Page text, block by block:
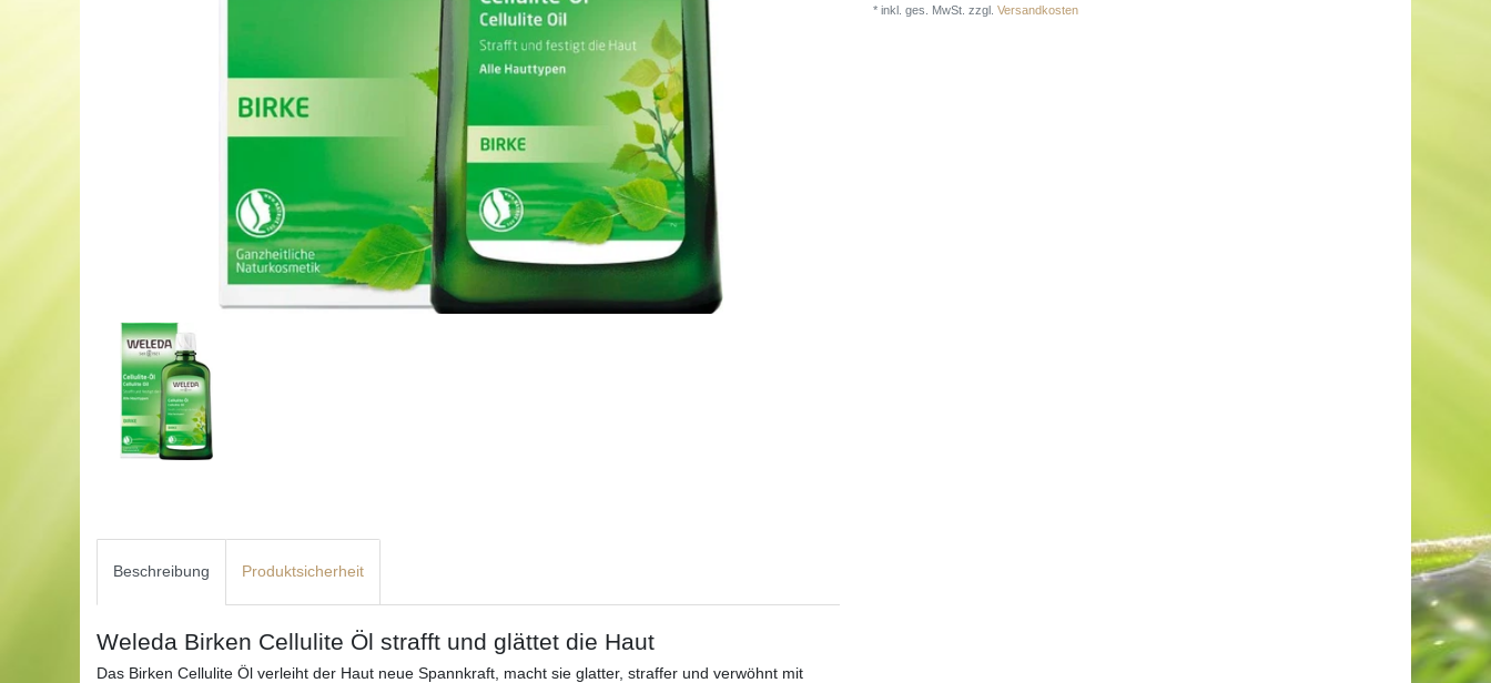
* inkl. ges. MwSt. zzgl. Versandkosten
Beschreibung Produktsicherheit
Weleda Birken Cellulite Öl strafft und glättet die Haut
Das Birken Cellulite Öl verleiht der Haut neue Spannkraft, macht sie glatter, straffer und verwöhnt mit